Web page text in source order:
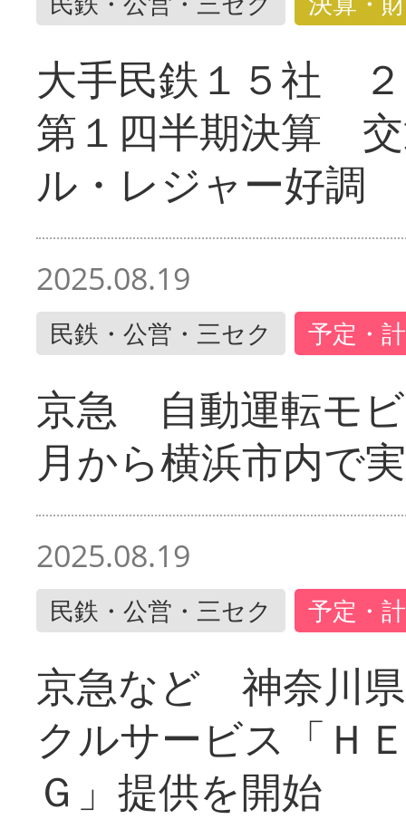
大手民鉄１５社
第１四半期決算
ル・レジャー好調
2025.08.19
民鉄・公営・三セク 予定・
京急 自動運転モ
月から横浜市内で
2025.08.19
民鉄・公営・三セク 予定・
京急など 神奈川
クルサービス「Ｈ
Ｇ」提供を開始